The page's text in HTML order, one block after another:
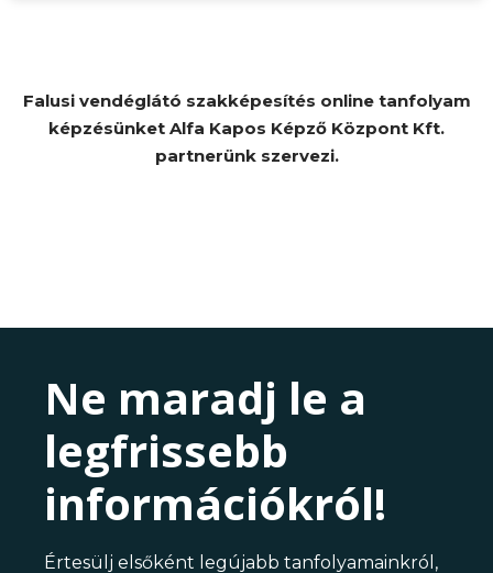
Falusi vendéglátó szakképesítés online tanfolyam
képzésünket Alfa Kapos Képző Központ Kft.
partnerünk szervezi.
Ne maradj le a
legfrissebb
információkról!
Értesülj elsőként legújabb tanfolyamainkról,